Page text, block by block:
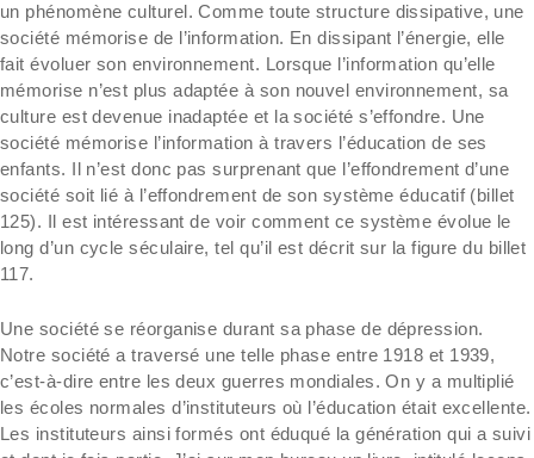
un phénomène culturel. Comme toute structure dissipative, une
société mémorise de l’information. En dissipant l’énergie, elle
fait évoluer son environnement. Lorsque l’information qu’elle
mémorise n’est plus adaptée à son nouvel environnement, sa
culture est devenue inadaptée et la société s’effondre. Une
société mémorise l’information à travers l’éducation de ses
enfants. Il n’est donc pas surprenant que l’effondrement d’une
société soit lié à l’effondrement de son système éducatif (billet
125). Il est intéressant de voir comment ce système évolue le
long d’un cycle séculaire, tel qu’il est décrit sur la figure du billet
117.
Une société se réorganise durant sa phase de dépression.
Notre société a traversé une telle phase entre 1918 et 1939,
c’est-à-dire entre les deux guerres mondiales. On y a multiplié
les écoles normales d’instituteurs où l’éducation était excellente.
Les instituteurs ainsi formés ont éduqué la génération qui a suivi